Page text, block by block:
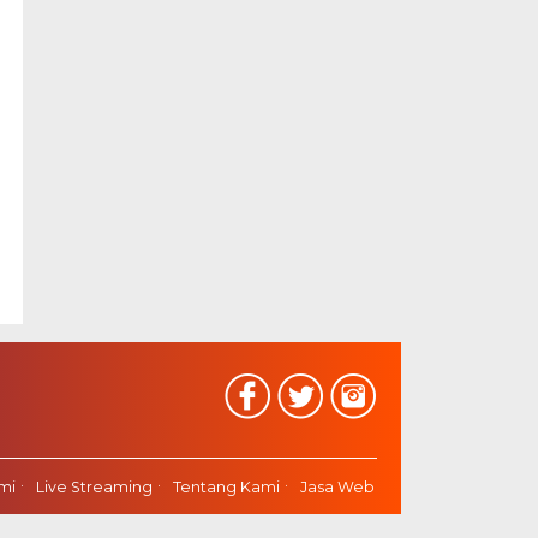
Live Streaming Tentang Kami Jasa Web